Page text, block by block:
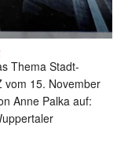
Thema Stadt-
vom 15. November
Anne Palka auf: